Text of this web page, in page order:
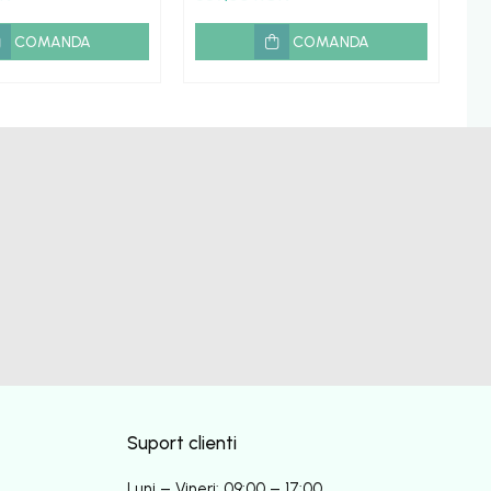
COMANDA COMANDA
Suport clienti